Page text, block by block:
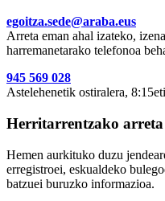
egoitza.sede@araba.eus
Arreta eman ahal izateko,
harremanetarako telefonoa
945 569 028
Astelehenetik ostiralera,
Herritarrentzako arreta
Hemen aurkituko duzu
erregistroei, eskualdeko
batzuei buruzko informazioa.